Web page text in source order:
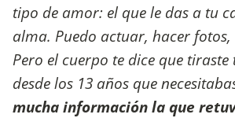
tipo de amor: el que le das a tu
alma. Puedo actuar, hacer fotos,
Pero el cuerpo te dice que
desde los 13 años que
mucha información la que